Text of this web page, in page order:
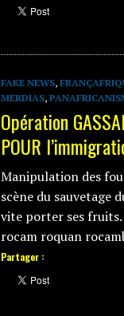
FAKE NEWS,
MERDIAS,
Opération
POUR
Manipulation des
scène du sauvetage
vite porter ses fruits.
rocam roquan
Partager :